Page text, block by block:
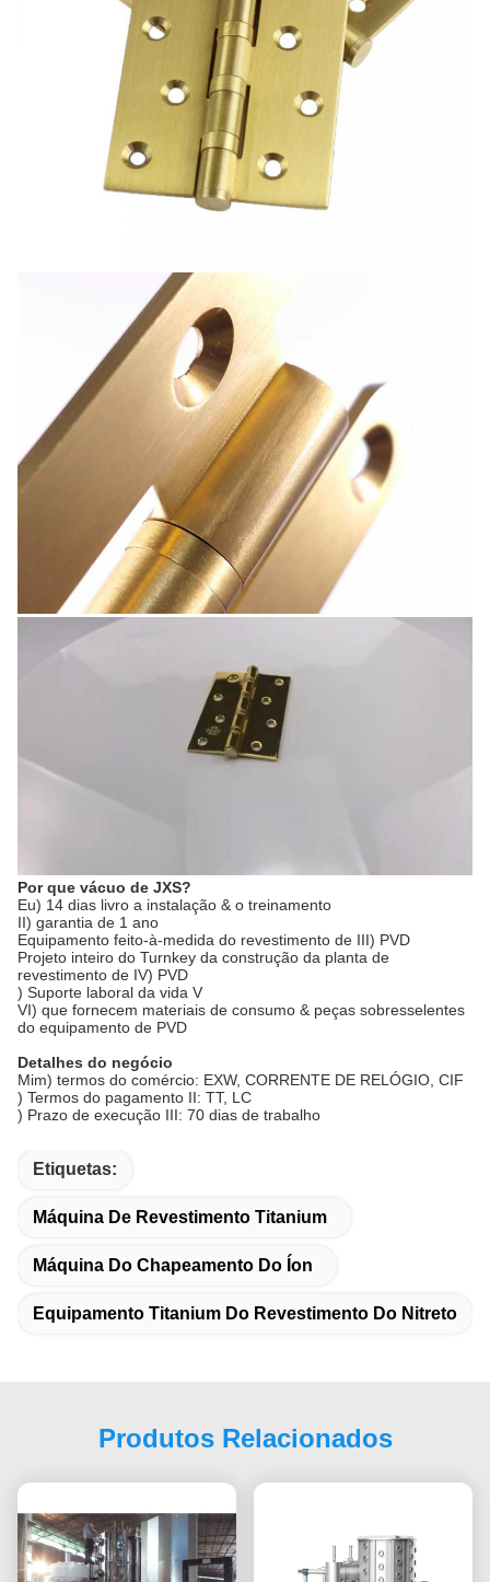
Por que vácuo de JXS?
Eu) 14 dias livro a instalação & o treinamento
II) garantia de 1 ano
Equipamento feito-à-medida do revestimento de III) PVD
Projeto inteiro do Turnkey da construção da planta de
revestimento de IV) PVD
) Suporte laboral da vida V
VI) que fornecem materiais de consumo & peças sobresselentes
do equipamento de PVD
Detalhes do negócio
Mim) termos do comércio: EXW, CORRENTE DE RELÓGIO, CIF
) Termos do pagamento II: TT, LC
) Prazo de execução III: 70 dias de trabalho
Etiquetas:
Máquina De Revestimento Titanium
Máquina Do Chapeamento Do Íon
Equipamento Titanium Do Revestimento Do Nitreto
Produtos Relacionados